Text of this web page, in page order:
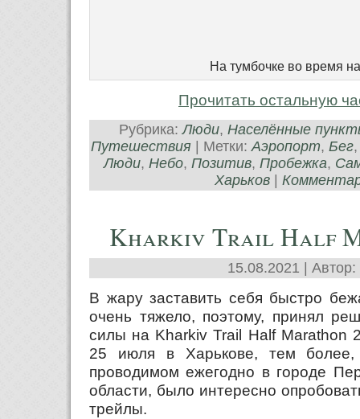
На тумбочке во время
Прочитать остальную
Рубрика:Люди, Населённые
Путешествия | Метки: Аэропорт, Бег
Люди, Небо, Позитив, Пробежка,
Харьков |
Kharkiv Trail Half
15.08.2021 | Автор:
В жару заставить себя быстро
очень тяжело, поэтому, принял
силы на Kharkiv Trail Half Marathon
25 июля в Харькове, тем более,
проводимом ежегодно в городе
области, было интересно
трейлы.